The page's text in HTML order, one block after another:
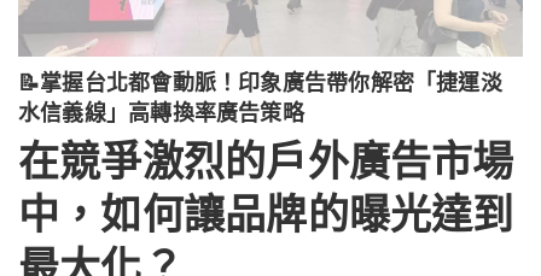
📝掌握台北都會動脈！印象廣告帶你解密「捷運淡
水信義線」高轉換率廣告策略
在競爭激烈的戶外廣告市場
中，如何讓品牌的曝光達到